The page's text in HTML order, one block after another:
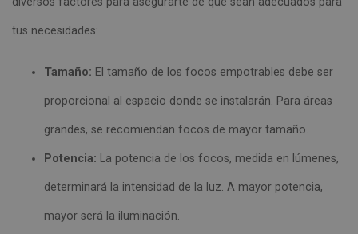
tus necesidades:
Tamaño: El tamaño de los focos empotrables debe ser
proporcional al espacio donde se instalarán. Para áreas
grandes, se recomiendan focos de mayor tamaño.
Potencia: La potencia de los focos, medida en lúmenes,
determinará la intensidad de la luz. A mayor potencia,
mayor será la iluminación.